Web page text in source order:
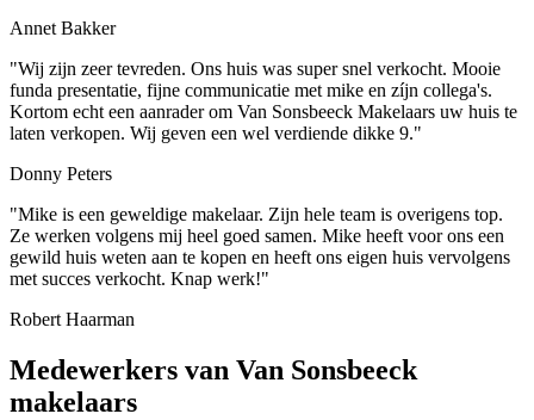
Annet Bakker
"Wij zijn zeer tevreden. Ons huis was super snel verkocht. Mooie
funda presentatie, fijne communicatie met mike en zíjn collega's.
Kortom echt een aanrader om Van Sonsbeeck Makelaars uw huis te
laten verkopen. Wij geven een wel verdiende dikke 9."
Donny Peters
"Mike is een geweldige makelaar. Zijn hele team is overigens top.
Ze werken volgens mij heel goed samen. Mike heeft voor ons een
gewild huis weten aan te kopen en heeft ons eigen huis vervolgens
met succes verkocht. Knap werk!"
Robert Haarman
Medewerkers van Van Sonsbeeck
makelaars